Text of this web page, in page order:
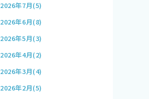
2026年7月(5)
2026年6月(8)
2026年5月(3)
2026年4月(2)
2026年3月(4)
2026年2月(5)